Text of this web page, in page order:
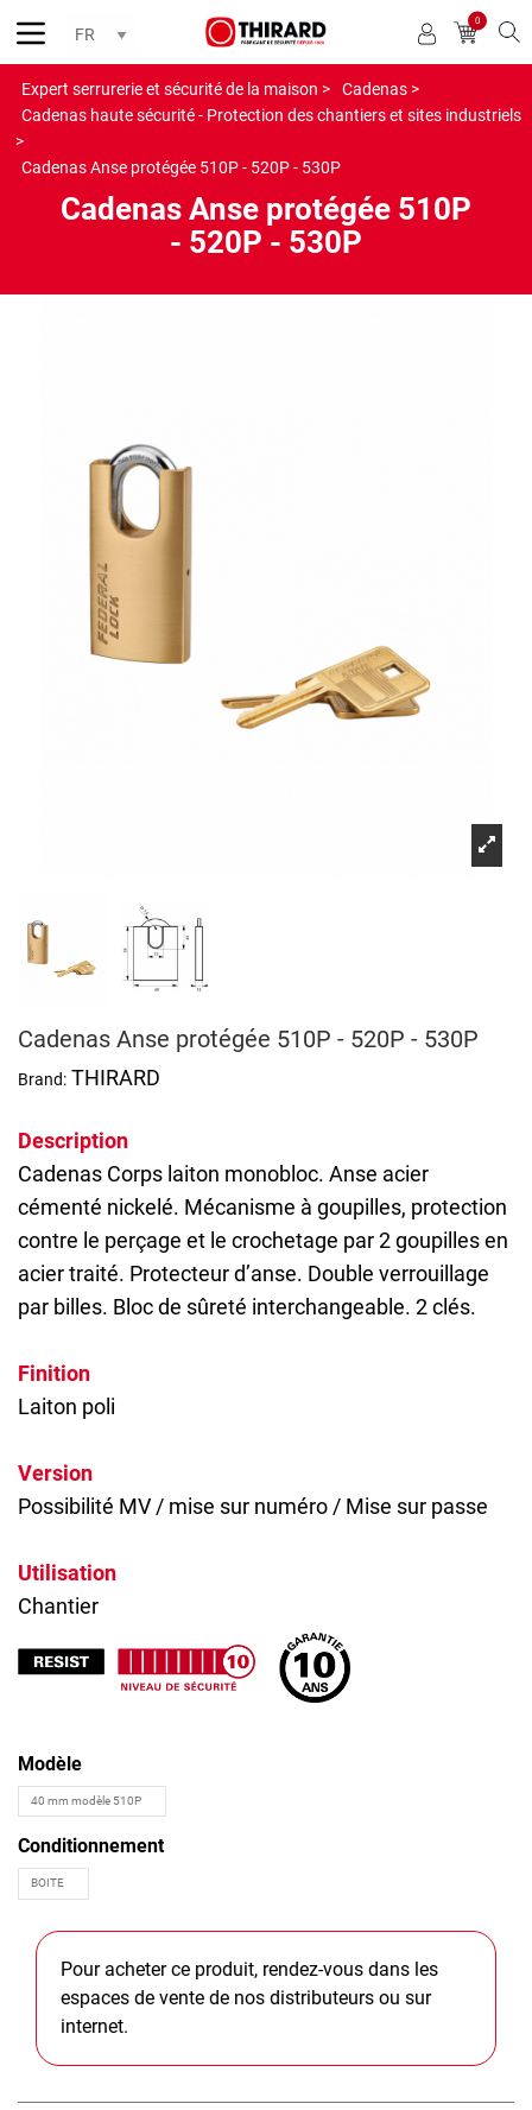
0
Expert serrurerie et sécurité de la maison >
Cadenas >
Cadenas haute sécurité - Protection des chantiers et sites industriels
>
Cadenas Anse protégée 510P - 520P - 530P
Cadenas Anse protégée 510P
- 520P - 530P
Cadenas Anse protégée 510P - 520P - 530P
Brand: THIRARD
Description
Cadenas Corps laiton monobloc. Anse acier
cémenté nickelé. Mécanisme à goupilles, protection
contre le perçage et le crochetage par 2 goupilles en
acier traité. Protecteur d’anse. Double verrouillage
par billes. Bloc de sûreté interchangeable. 2 clés.
Finition
Laiton poli
Version
Possibilité MV / mise sur numéro / Mise sur passe
Utilisation
Chantier
Modèle
Conditionnement
Pour acheter ce produit, rendez-vous dans les
espaces de vente de nos distributeurs ou sur
internet.